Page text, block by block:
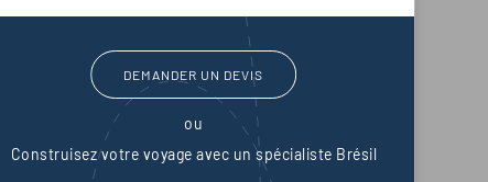
DEMANDER UN DEVIS
ou
Construisez votre voyage avec un spécialiste Brésil